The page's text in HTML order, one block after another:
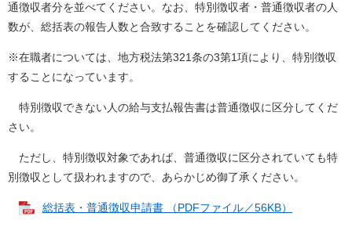
通徴収者分を並べてください。なお、特別徴収者・普通徴収者の人
数が、総括表の報告人数と合致することを確認してください。
※在職者については、地方税法第321条の3第1項により、特別徴収
することになっています。
特別徴収できない人の給与支払報告書は普通徴収に区分してくだ
さい。
ただし、特別徴収対象であれば、普通徴収に区分されていても特
別徴収として扱われますので、あらかじめ御了承ください。
総括表・普通徴収申請書 （PDFファイル／56KB）